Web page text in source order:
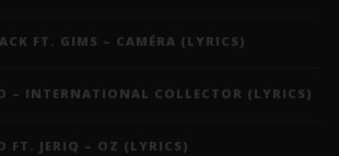
FT. GIMS – CAMÉRA (LYRICS)
– INTERNATIONAL COLLECTOR (LYRICS)
FT. JERIQ – OZ (LYRICS)